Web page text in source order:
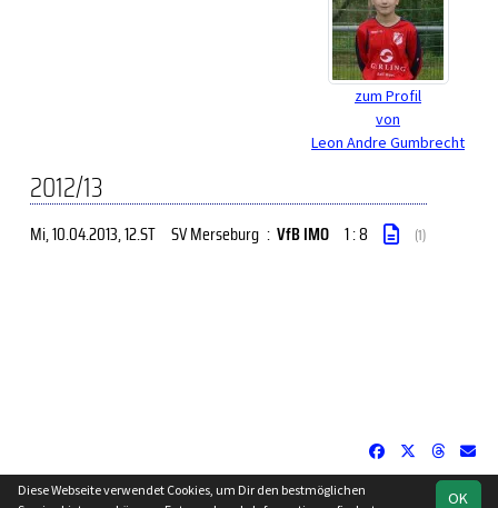
zum Profil
von
Leon Andre Gumbrecht
2012/13
Mi, 10.04.2013, 12.ST SV Merseburg : VfB IMO 1 : 8 (1)
soccero.de OK
Diese Webseite verwendet Cookies, um Dir den bestmöglichen